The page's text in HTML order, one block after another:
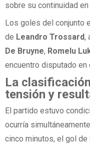
sobre su continuidad
Los goles del conjunto
de Leandro Trossard,
De Bruyne, Romelu
encuentro disputado en
La
tensión y
El partido estuvo
ocurría
cinco minutos, el gol de